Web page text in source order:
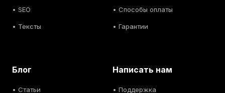
• SEO
• Тексты
• Способы оплаты
• Гарантии
Блог
• Статьи
Написать нам
• Поддержка